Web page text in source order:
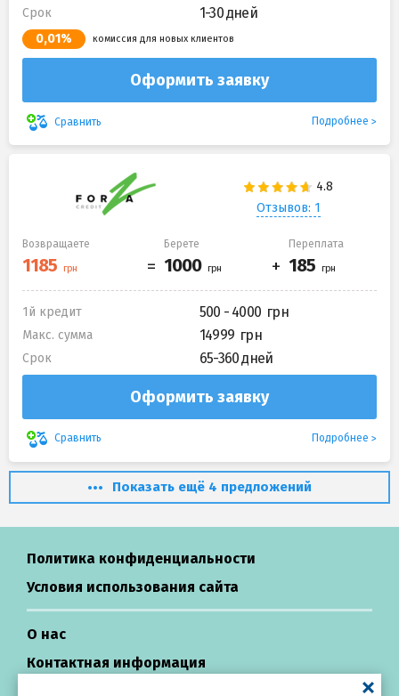
Срок 1-30 дней
0,01% комиссия для новых клиентов
Оформить заявку
Сравнить Подробнее
Отзывов: 1
Возвращаете Берете Переплата
1й кредит 500 - 4000
Макс. сумма 14999
Срок 65-360 дней
Оформить заявку
Сравнить Подробнее
Показать ещё 4 предложений
Политика конфиденциальности
Условия использования сайта
О нас
Контактная информация